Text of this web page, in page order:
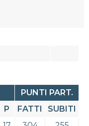
PUNTI PART.
P FATTI
SUBITI